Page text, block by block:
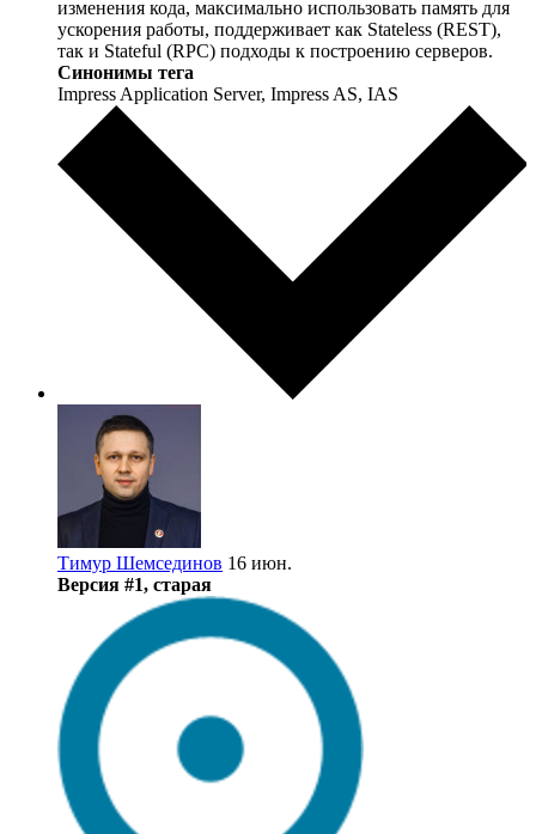
изменения кода, максимально использовать память для
ускорения работы, поддерживает как Stateless (REST),
так и Stateful (RPC) подходы к построению серверов.
Синонимы тега
Impress Application Server, Impress AS, IAS
Тимур Шемсединов 16 июн.
Версия #1, старая